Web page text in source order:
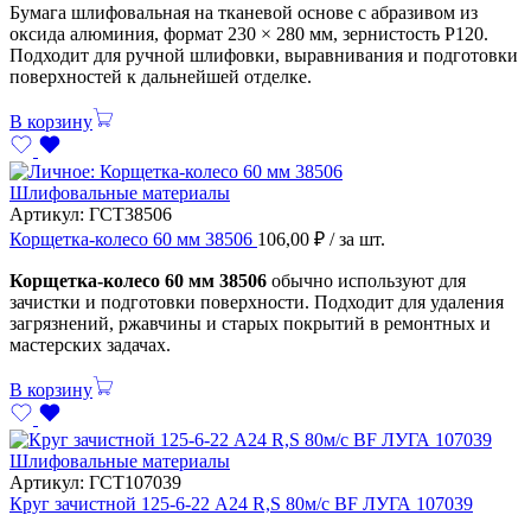
Бумага шлифовальная на тканевой основе с абразивом из
оксида алюминия, формат 230 × 280 мм, зернистость P120.
Подходит для ручной шлифовки, выравнивания и подготовки
поверхностей к дальнейшей отделке.
В корзину
Шлифовальные материалы
Артикул: ГСТ38506
Корщетка-колесо 60 мм 38506 106,00 ₽ / за шт.
Корщетка-колесо 60 мм 38506 обычно используют для
зачистки и подготовки поверхности. Подходит для удаления
загрязнений, ржавчины и старых покрытий в ремонтных и
мастерских задачах.
В корзину
Шлифовальные материалы
Артикул: ГСТ107039
Круг зачистной 125-6-22 А24 R,S 80м/с BF ЛУГА 107039